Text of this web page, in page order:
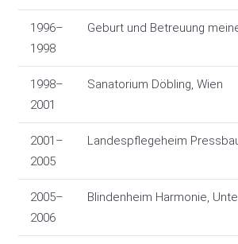
1996–
1998
Geburt und Betreuung
1998–
2001
Sanatorium Döbling, Wien
2001–
2005
Landespflegeheim
2005–
2006
Blindenheim Harmonie,